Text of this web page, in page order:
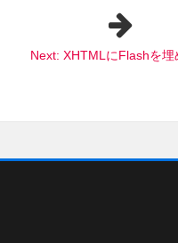
Next: XHTMLにFlashを埋